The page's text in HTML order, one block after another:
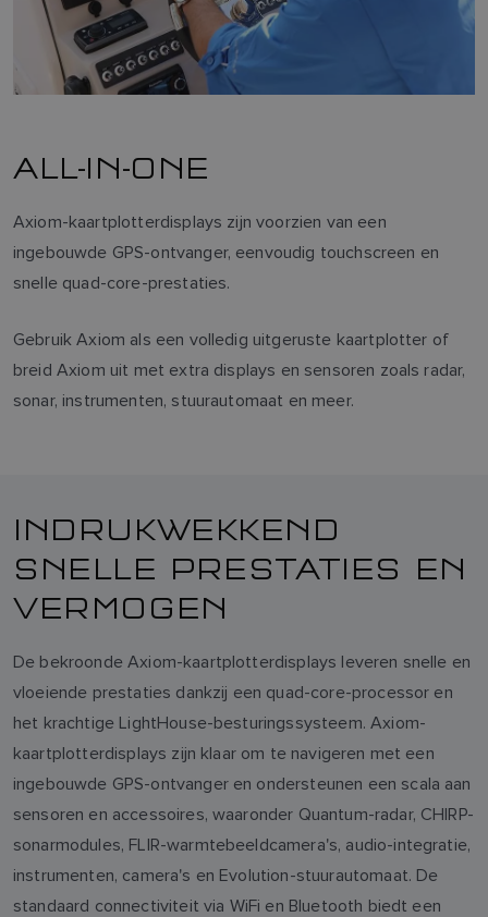
ALL-IN-ONE
Axiom-kaartplotterdisplays zijn voorzien van een
ingebouwde GPS-ontvanger, eenvoudig touchscreen en
snelle quad-core-prestaties.
Gebruik Axiom als een volledig uitgeruste kaartplotter of
breid Axiom uit met extra displays en sensoren zoals radar,
sonar, instrumenten, stuurautomaat en meer.
INDRUKWEKKEND
SNELLE PRESTATIES EN
VERMOGEN
De bekroonde Axiom-kaartplotterdisplays leveren snelle en
vloeiende prestaties dankzij een quad-core-processor en
het krachtige LightHouse-besturingssysteem. Axiom-
kaartplotterdisplays zijn klaar om te navigeren met een
ingebouwde GPS-ontvanger en ondersteunen een scala aan
sensoren en accessoires, waaronder Quantum-radar, CHIRP-
sonarmodules, FLIR-warmtebeeldcamera's, audio-integratie,
instrumenten, camera's en Evolution-stuurautomaat. De
standaard connectiviteit via WiFi en Bluetooth biedt een